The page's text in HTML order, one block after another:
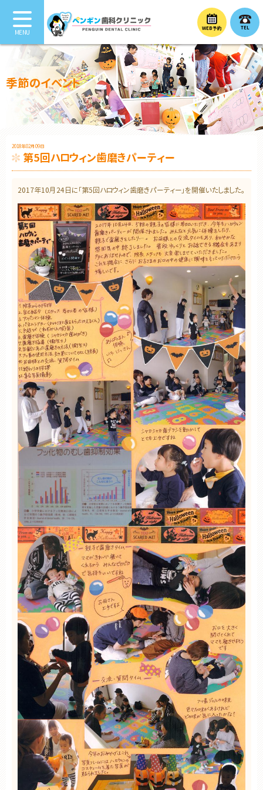
WEB予約 TEL
季節のイベント
第5回ハロウィン歯磨きパーティー
2018年02月09日
2017年10月24日に「第5回ハロウィン歯磨きパーティー」を開催いたしました。